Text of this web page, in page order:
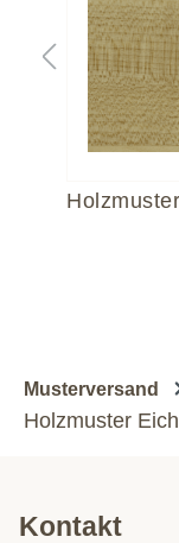
Musterversand
Holzmuster
Kontakt